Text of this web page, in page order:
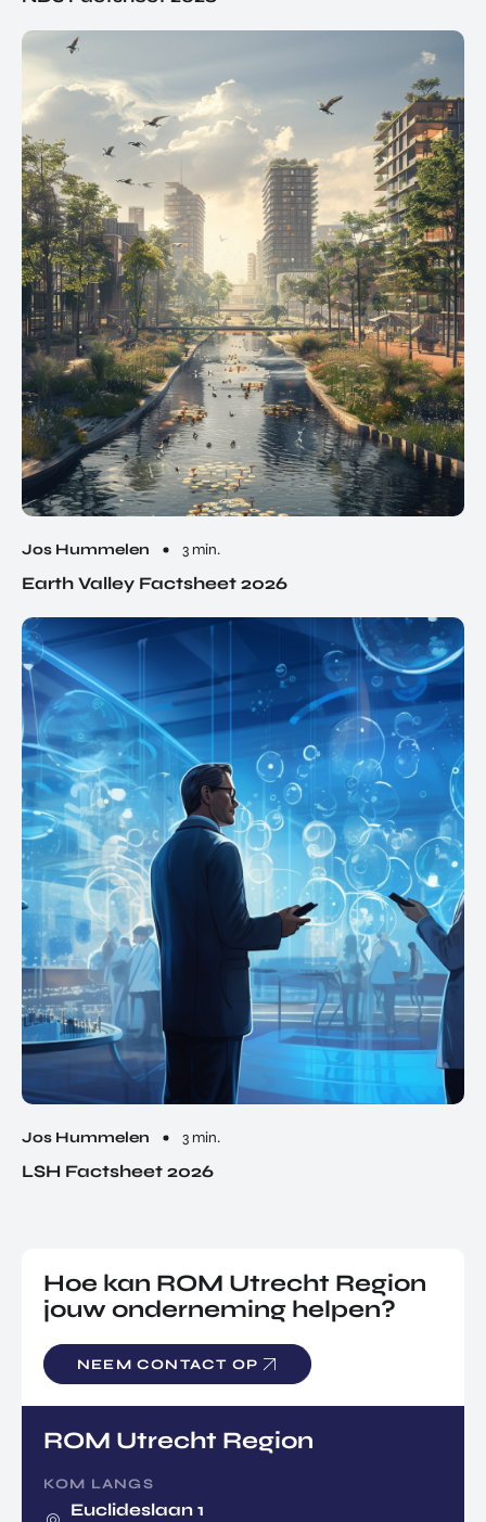
Jos Hummelen 3 min.
Earth Valley Factsheet 2026
Jos Hummelen 3 min.
LSH Factsheet 2026
Hoe kan ROM Utrecht Region
jouw onderneming helpen?
NEEM CONTACT OP
ROM Utrecht Region
KOM LANGS
Euclideslaan 1